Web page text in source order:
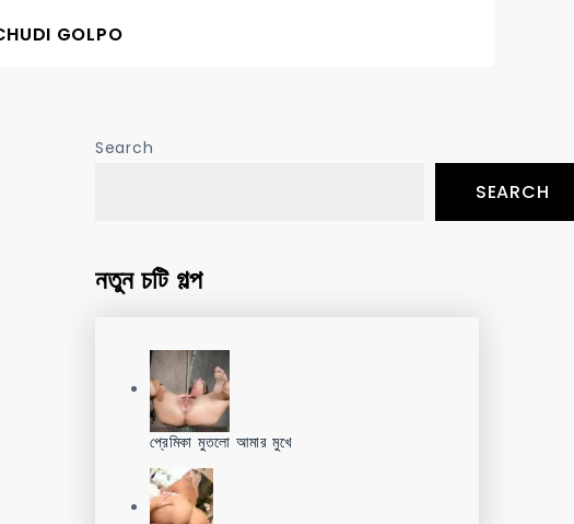
GOLPO
Search
SEARCH
নতুন চটি গল্প
প্রেমিকা মুতলো আমার মুখে